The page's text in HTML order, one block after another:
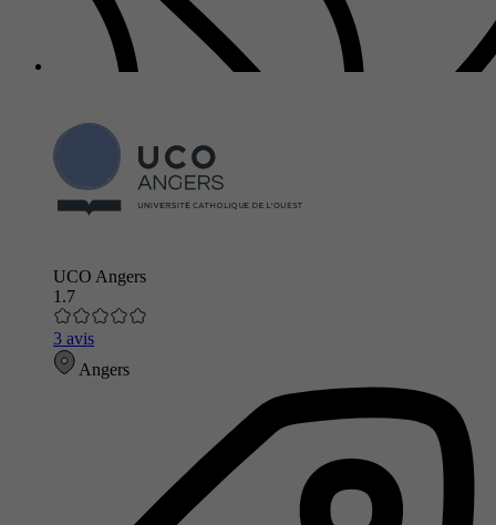
UCO Angers
1.7
3 avis
Angers